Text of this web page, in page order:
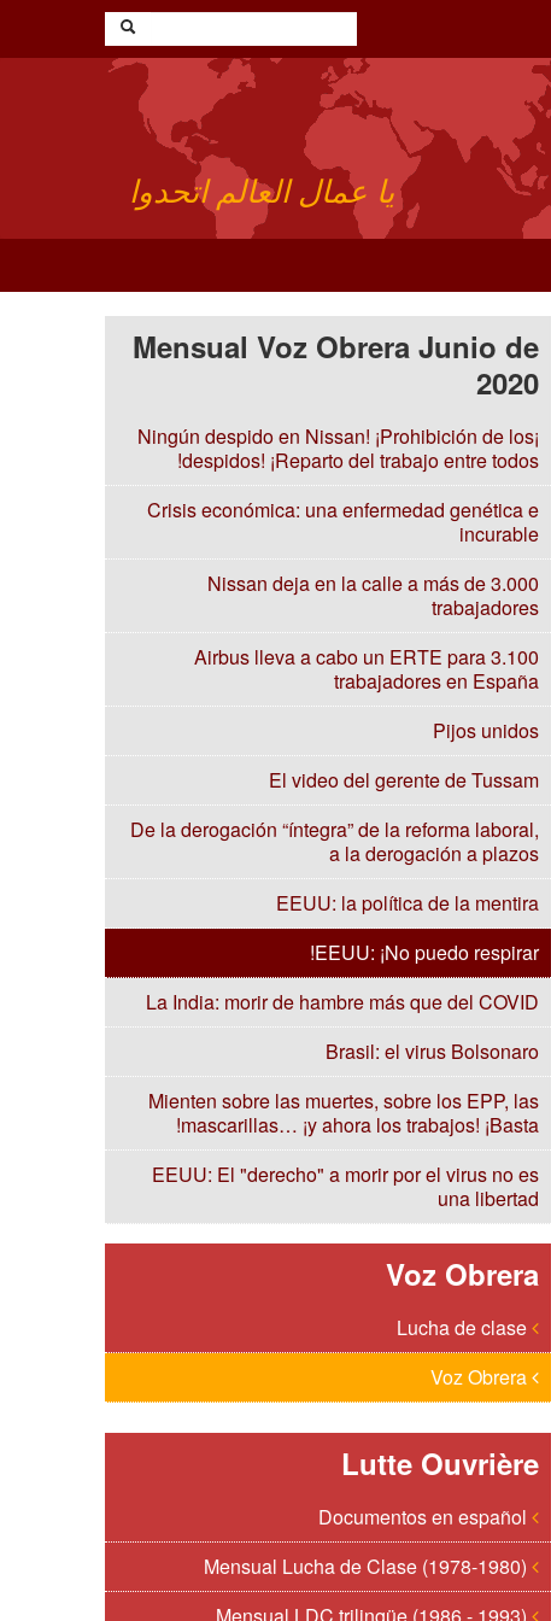
يا عمال العالم اتحدوا
Mensual Voz Obrera Junio de
2020
¡Ningún despido en Nissan! ¡Prohibición de los
despidos! ¡Reparto del trabajo entre todos!
Crisis económica: una enfermedad genética e
incurable
Nissan deja en la calle a más de 3.000
trabajadores
Airbus lleva a cabo un ERTE para 3.100
trabajadores en España
Pijos unidos
El video del gerente de Tussam
De la derogación “íntegra” de la reforma laboral,
a la derogación a plazos
EEUU: la política de la mentira
EEUU: ¡No puedo respirar!
La India: morir de hambre más que del COVID
Brasil: el virus Bolsonaro
Mienten sobre las muertes, sobre los EPP, las
mascarillas… ¡y ahora los trabajos! ¡Basta!
EEUU: El "derecho" a morir por el virus no es
una libertad
Voz Obrera
Lutte Ouvrière